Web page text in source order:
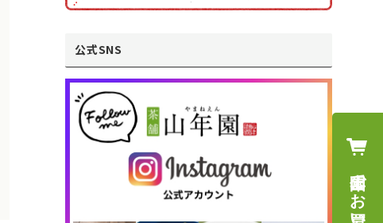
公式SNS
山年園でお買い物